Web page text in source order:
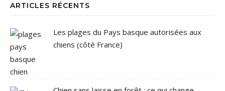
ARTICLES RÉCENTS
Les plages du Pays basque autorisées aux
chiens (côté France)